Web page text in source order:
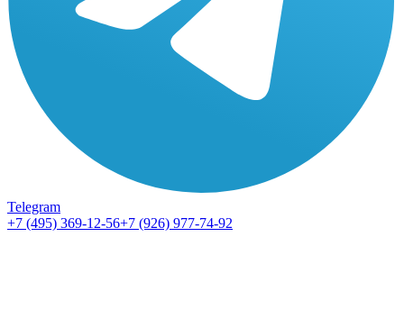
Telegram
+7 (495) 369-12-56+7 (926) 977-74-92